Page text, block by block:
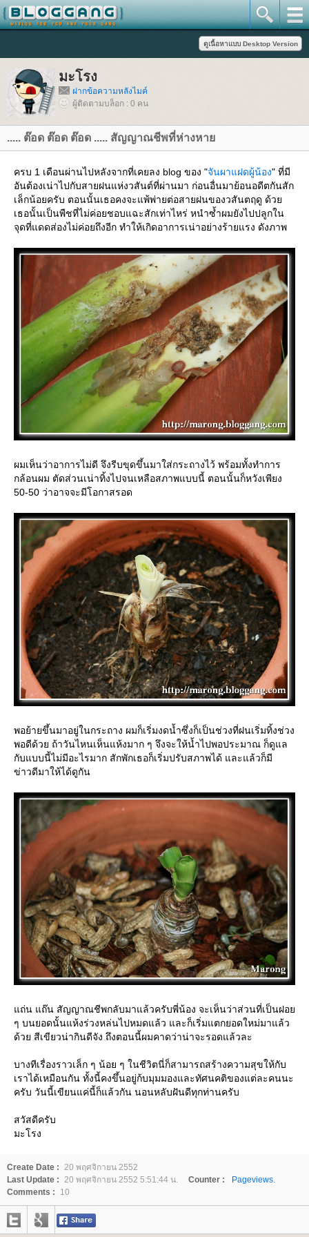
มะโรง
ฝากข้อความหลังไมค์
ผู้ติดตามบล็อก : 0 คน
..... ต๊อด ต๊อด ต๊อด ..... สัญญาณชีพที่ห่างหา
ครบ 1 เดือนผ่านไปหลังจากที่เคยลง blog ของ "จันผาแฝดผู้น้อง" ที่มี
อันต้องเน่าไปกับสายฝนแห่งวสันต์ที่ผ่านมา ก่อนอื่นมาย้อนอดีตกันสัก
เล็กน้อยครับ ตอนนั้นเธอคงจะแพ้พ่ายต่อสายฝนของวสันตฤดู ด้ว
เธอนั้นเป็นพืชที่ไม่ค่อยชอบแฉะสักเท่าไหร่ หนำซ้ำผมยังไปปลูกใน
จุดที่แดดส่องไม่ค่อยถึงอีก ทำให้เกิดอาการเน่าอย่างร้ายแรง ดังภาพ
ผมเห็นว่าอาการไม่ดี จึงรีบขุดขึ้นมาใส่กระถางไว้ พร้อมทั้งทำการ
กล้อนผม ตัดส่วนเน่าทิ้งไปจนเหลือสภาพแบบนี้ ตอนนั้นก็หวังเพียง
50-50 ว่าอาจจะมีโอกาสรอด
พอย้ายขึ้นมาอยู่ในกระถาง ผมก็เริ่มงดน้ำซึ่งก็เป็นช่วงที่ฝนเริ่มทิ้งช่วง
พอดีด้วย ถ้าวันไหนเห็นแห้งมาก ๆ จึงจะให้น้ำไปพอประมาณ ก็ดูแล
กับแบบนี้ไม่มีอะไรมาก สักพักเธอก็เริ่มปรับสภาพได้ และแล้วก็มี
ข่าวดีมาให้ได้ดูกัน
ถ่น แถ๊น สัญญาณชีพกลับมาแล้วครับพี่น้อง จะเห็นว่าส่วนที่เป็นฝอ
ๆ บนยอดนั้นแห้งร่วงหล่นไปหมดแล้ว และก็เริ่มแตกยอดใหม่มาแล้ว
ด้วย สีเขียวน่ากินดีจัง ถึงตอนนี้ผมคาดว่าน่าจะรอดแล้วละ
บางทีเรื่องราวเล็ก ๆ น้อย ๆ ในชีวิตนี่ก็สามารถสร้างความสุขให้กับ
เราได้เหมือนกัน ทั้งนี้คงขึ้นอยู่ก้บมุมมองและทัศนคติของแต่ละคนนะ
ครับ วันนี้เขียนแค่นี้ก็แล้วกัน นอนหลับฝันดีทุกท่านครับ
สวัสดีครับ
มะโรง
Create Date :
20 พฤศจิกายน 2552
Last Update :
20 พฤศจิกายน 2552 5:51:44 น. Counter :
Pageviews.
Comments :
10